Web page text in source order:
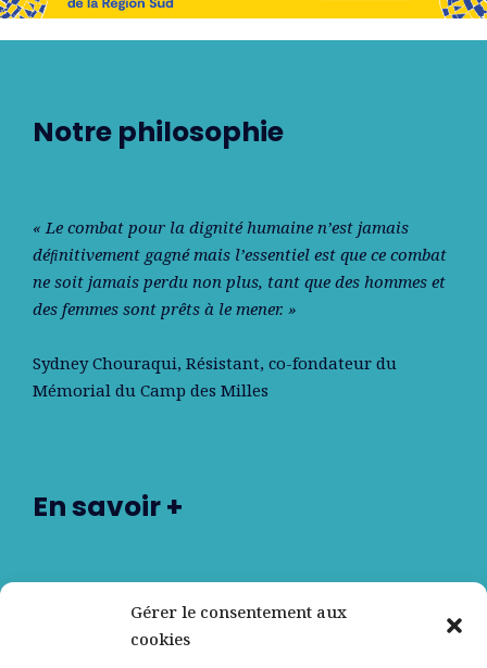
Gérer le consentement aux
cookies
Notre philosophie
« Le combat pour la dignité humaine n’est jamais
déﬁnitivement gagné mais l’essentiel est que ce combat
ne soit jamais perdu non plus, tant que des hommes et
des femmes sont prêts à le mener. »
Sydney Chouraqui, Résistant, co-fondateur du
Mémorial du Camp des Milles
En savoir +